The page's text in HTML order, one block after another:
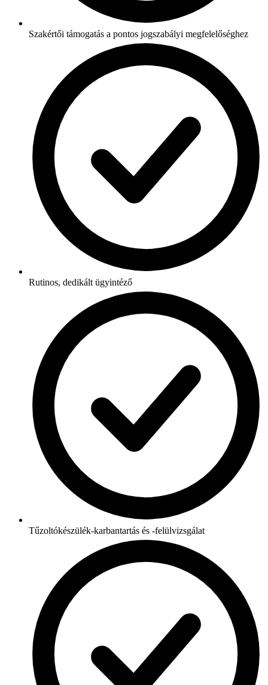
Szakértői támogatás a pontos jogszabályi megfelelőséghez
Rutinos, dedikált ügyintéző
Tűzoltókészülék-karbantartás és -felülvizsgálat